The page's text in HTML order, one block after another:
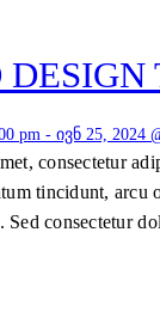
pm - ივნ 25, 2024
consectetur
tincidunt, arcu
Sed consectetur